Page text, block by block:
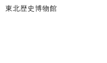
東北歴史博物館